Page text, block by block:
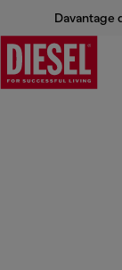
Davantage